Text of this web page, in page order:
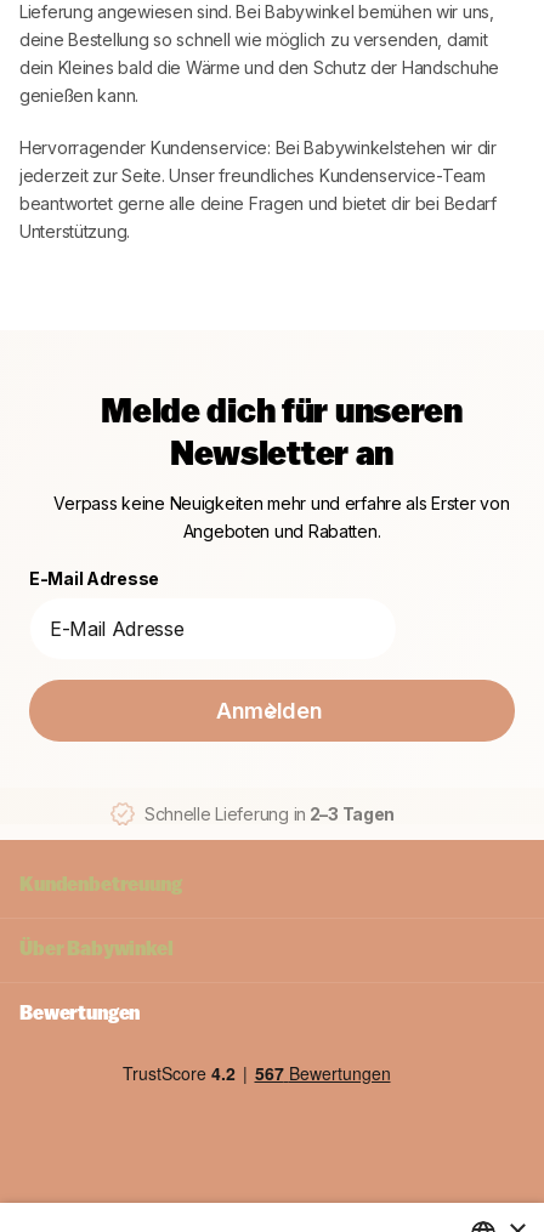
Lieferung angewiesen sind. BeiBabywinkel bemühen wir uns,
deine Bestellung so schnell wie möglich zu versenden, damit
dein Kleines bald die Wärme und den Schutz der Handschuhe
genießen kann.
Hervorragender Kundenservice: BeiBabywinkelstehen wir dir
jederzeit zur Seite. Unser freundliches Kundenservice-Team
beantwortet gerne alle deine Fragen und bietet dir bei Bedarf
Unterstützung.
Melde dich für unseren
Newsletter an
Verpass keine Neuigkeiten mehr und erfahre als Erster von
Angeboten und Rabatten.
E-Mail Adresse
Anmelden
Schnelle Lieferung in 2–3 Tagen
Kundenbetreuung
Über Babywinkel
Bewertungen